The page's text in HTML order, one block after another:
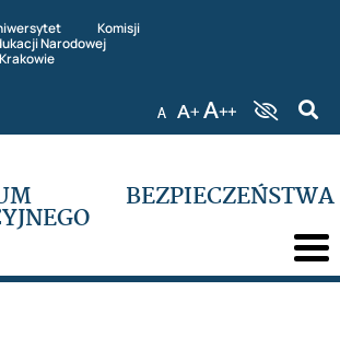
Komisji
Narodowej
BEZPIECZEŃSTWA